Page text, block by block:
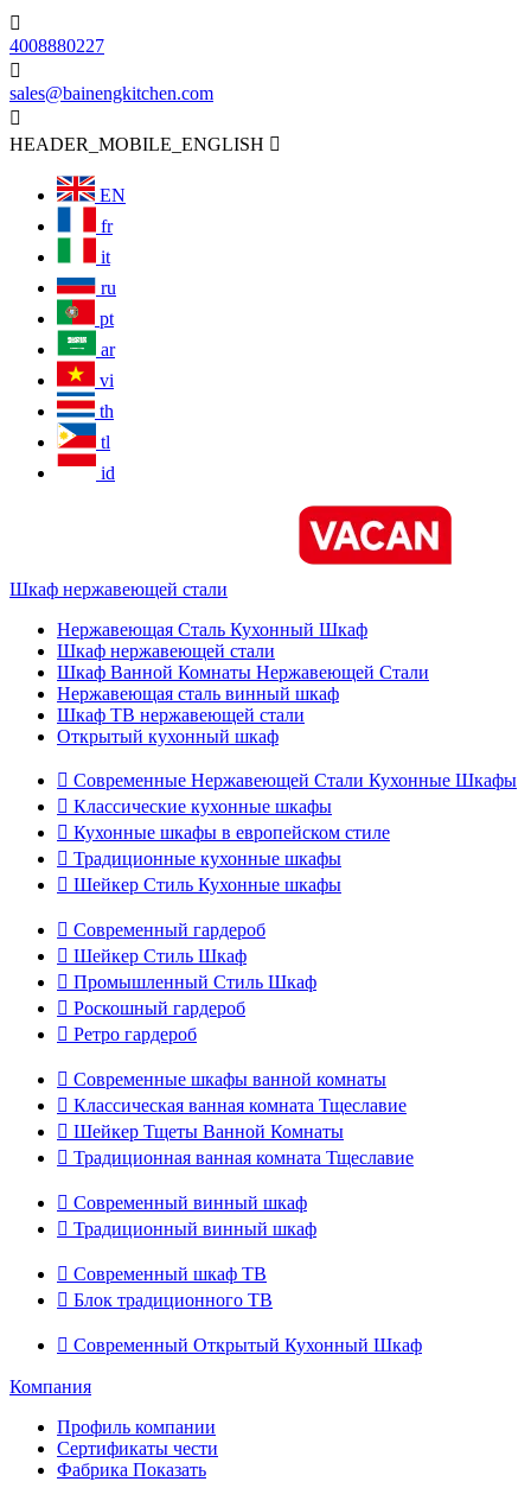

4008880227

sales@bainengkitchen.com

HEADER_MOBILE_ENGLISH 
EN
fr
it
ru
pt
ar
vi
th
tl
id
Шкаф нержавеющей стали
Нержавеющая Сталь Кухонный Шкаф
Шкаф нержавеющей стали
Шкаф Ванной Комнаты Нержавеющей Стали
Нержавеющая сталь винный шкаф
Шкаф ТВ нержавеющей стали
Открытый кухонный шкаф
 Современные Нержавеющей Стали Кухонные Шкафы
 Классические кухонные шкафы
 Кухонные шкафы в европейском стиле
 Традиционные кухонные шкафы
 Шейкер Стиль Кухонные шкафы
 Современный гардероб
 Шейкер Стиль Шкаф
 Промышленный Стиль Шкаф
 Роскошный гардероб
 Ретро гардероб
 Современные шкафы ванной комнаты
 Классическая ванная комната Тщеславие
 Шейкер Тщеты Ванной Комнаты
 Традиционная ванная комната Тщеславие
 Современный винный шкаф
 Традиционный винный шкаф
 Современный шкаф ТВ
 Блок традиционного ТВ
 Современный Открытый Кухонный Шкаф
Компания
Профиль компании
Сертификаты чести
Фабрика Показать